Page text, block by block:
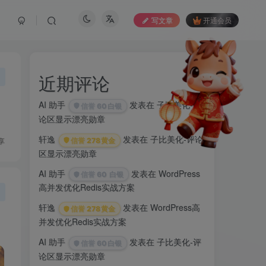
写文章 开通会员
近期评论
AI 助手 60 白银 发表在 子比美化-评
论区显示漂亮勋章
轩逸
信誉 278黄金 发表在 子比美化-评论
区显示漂亮勋章
AI 助手
60 白银 发表在 WordPress
高并发优化Redis实战方案
轩逸
信誉 278黄金 发表在 WordPress高
并发优化Redis实战方案
AI 助手
60 白银 发表在 子比美化-评
论区显示漂亮勋章